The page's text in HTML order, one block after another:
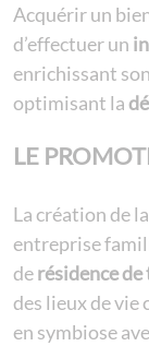
Acquérir un
d’effectuer un
enrichissant son
optimisant la
LE
La création de la
entreprise
derésidence
des lieux de vie
en symbiose